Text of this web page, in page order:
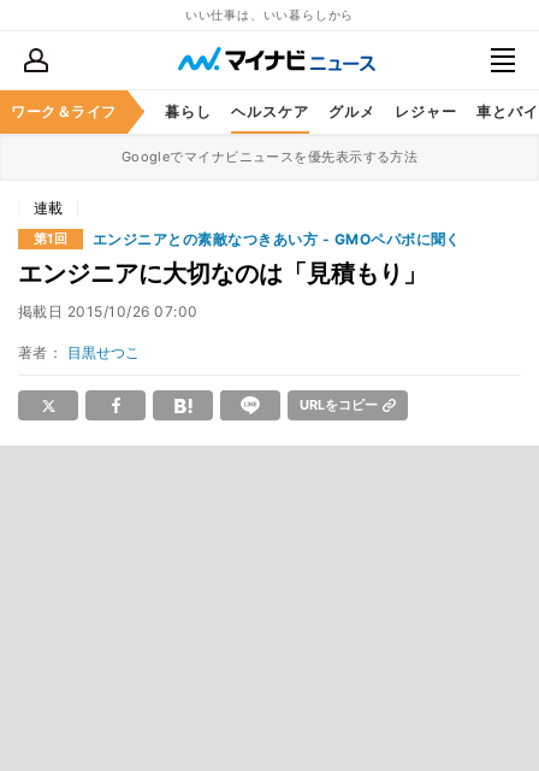
いい仕事は、いい暮らしから
ワーク＆ライフ
ススキル マネー 暮らし ヘルスケア グルメ レジャー 車とバ
Googleでマイナビニュースを優先表示する方法
連載
第1回 エンジニアとの素敵なつきあい方 - GMOペパボに聞く
エンジニアに大切なのは「見積もり」
掲載日 2015/10/26 07:00
著者： 目黒せつこ
URLをコピー